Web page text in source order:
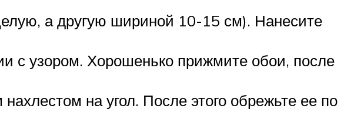
а другую шириной 10-15 см). Нанесите
с узором. Хорошенько прижмите обои, после
на угол. После этого обрежьте ее по